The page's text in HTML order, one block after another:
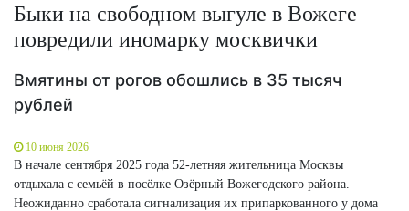
Быки на свободном выгуле в Вожеге
повредили иномарку москвички
Вмятины от рогов обошлись в 35 тысяч
рублей
10 июня 2026
В начале сентября 2025 года 52-летняя жительница Москвы
отдыхала с семьёй в посёлке Озёрный Вожегодского района.
Неожиданно сработала сигнализация их припаркованного у дома